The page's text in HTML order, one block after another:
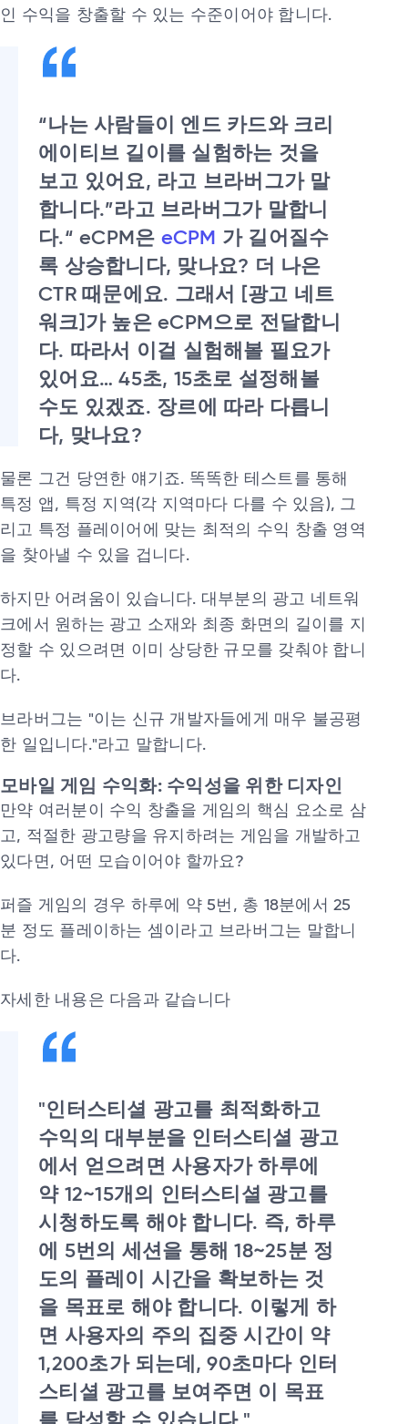
인 수익을 창출할 수 있는 수준이어야 합니다.
“나는 사람들이 엔드 카드와 크리
에이티브 길이를 실험하는 것을
보고 있어요, 라고 브라버그가 말
합니다.”라고 브라버그가 말합니
다.“ eCPM은 eCPM 가 길어질수
록 상승합니다, 맞나요? 더 나은
CTR 때문에요. 그래서 [광고 네트
워크]가 높은 eCPM으로 전달합니
다. 따라서 이걸 실험해볼 필요가
있어요… 45초, 15초로 설정해볼
수도 있겠죠. 장르에 따라 다릅니
다, 맞나요?
물론 그건 당연한 얘기죠. 똑똑한 테스트를 통해
특정 앱, 특정 지역(각 지역마다 다를 수 있음), 그
리고 특정 플레이어에 맞는 최적의 수익 창출 영역
을 찾아낼 수 있을 겁니다.
하지만 어려움이 있습니다. 대부분의 광고 네트워
크에서 원하는 광고 소재와 최종 화면의 길이를 지
정할 수 있으려면 이미 상당한 규모를 갖춰야 합니
다.
브라버그는 "이는 신규 개발자들에게 매우 불공평
한 일입니다."라고 말합니다.
모바일 게임 수익화: 수익성을 위한 디자인
만약 여러분이 수익 창출을 게임의 핵심 요소로 삼
고, 적절한 광고량을 유지하려는 게임을 개발하고
있다면, 어떤 모습이어야 할까요?
퍼즐 게임의 경우 하루에 약 5번, 총 18분에서 25
분 정도 플레이하는 셈이라고 브라버그는 말합니
다.
자세한 내용은 다음과 같습니다
"인터스티셜 광고를 최적화하고
수익의 대부분을 인터스티셜 광고
에서 얻으려면 사용자가 하루에
약 12~15개의 인터스티셜 광고를
시청하도록 해야 합니다. 즉, 하루
에 5번의 세션을 통해 18~25분 정
도의 플레이 시간을 확보하는 것
을 목표로 해야 합니다. 이렇게 하
면 사용자의 주의 집중 시간이 약
1,200초가 되는데, 90초마다 인터
스티셜 광고를 보여주면 이 목표